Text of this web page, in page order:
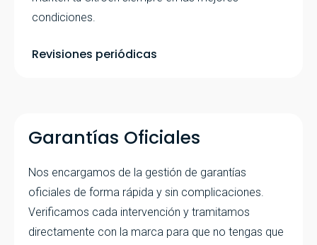
condiciones.
Revisiones periódicas
Garantías Oficiales
Nos encargamos de la gestión de garantías
oficiales de forma rápida y sin complicaciones.
Verificamos cada intervención y tramitamos
directamente con la marca para que no tengas que